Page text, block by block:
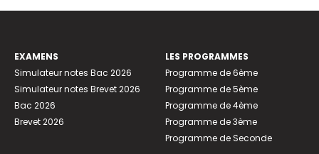
EXAMENS
Simulateur notes Bac 2026
Simulateur notes Brevet 2026
Bac 2026
Brevet 2026
LES PROGRAMMES
Programme de 6ème
Programme de 5ème
Programme de 4ème
Programme de 3ème
Programme de Seconde